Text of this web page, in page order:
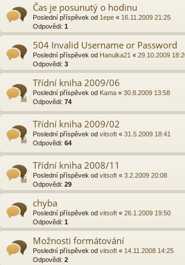
Čas je posunutý o hodinu
Poslední příspěvek od 1epe « 16.11.2009 21:25
Odpovědi: 1
504 Invalid Username or Password
Poslední příspěvek od Hanulka21 « 29.10.2009
Odpovědi: 3
Třídní kniha 2009/06
Poslední příspěvek od Kama « 30.8.2009 13:58
Odpovědi: 74
Třídní kniha 2009/02
Poslední příspěvek od vitsoft « 31.5.2009 18:41
Odpovědi: 64
Třídní kniha 2008/11
Poslední příspěvek od vitsoft « 3.2.2009 20:08
Odpovědi: 29
chyba
Poslední příspěvek od vitsoft « 26.1.2009 19:50
Odpovědi: 1
Možnosti formátování
Poslední příspěvek od vitsoft « 14.11.2008 14:25
Odpovědi: 2